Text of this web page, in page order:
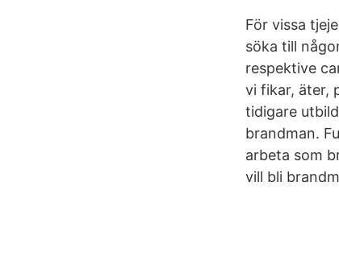
För vissa
söka till
respektive
vi fikar, äter,
tidigare
brandman.
arbeta som
vill bli